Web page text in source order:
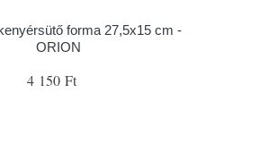
forma 27,5x15 cm -
ORION
4 150 Ft